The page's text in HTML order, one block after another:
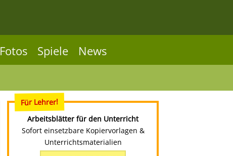
Fotos Spiele News
Für Lehrer!
Arbeitsblätter für den Unterricht
Sofort einsetzbare Kopiervorlagen &
Unterrichtsmaterialien